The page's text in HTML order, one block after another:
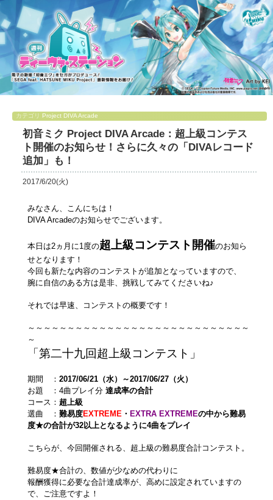
カテゴリ Project DIVA Arcade
初音ミク Project DIVA Arcade：超上級コンテス
ト開催のお知らせ！さらに久々の「DIVAレコード
追加」も！
2017/6/20(火)
みなさん、こんにちは！
DIVA Arcadeのお知らせでございます。
本日は2ヵ月に1度の超上級コンテスト開催のお知ら
せとなります！
今回も新たな内容のコンテストが追加となっていますので、
腕に自信のある方は是非、挑戦してみてくださいね♪
それでは早速、コンテストの概要です！
～～～～～～～～～～～～～～～～～～～～～～～～～～～～
～
「第二十九回超上級コンテスト」
期間 ： 2017/06/21（水）～2017/06/27（火）
お題 ：4曲プレイ分 達成率の合計
コース： 超上級
選曲 ： 難易度EXTREME ・ EXTRA EXTREMEの中から難易
度★の合計が32以上となるように4曲をプレイ
こちらが、今回開催される、超上級の難易度合計コンテスト。
難易度★合計の、数値が少なめの代わりに
報酬獲得に必要な合計達成率が、高めに設定されていますの
で、ご注意ですよ！